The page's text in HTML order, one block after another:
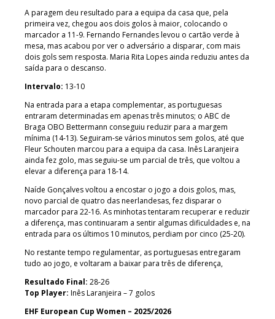
A paragem deu resultado para a equipa da casa que, pela
primeira vez, chegou aos dois golos à maior, colocando o
marcador a 11-9. Fernando Fernandes levou o cartão verde à
mesa, mas acabou por ver o adversário a disparar, com mais
dois gols sem resposta. Maria Rita Lopes ainda reduziu antes da
saída para o descanso.
Intervalo: 13-10
Na entrada para a etapa complementar, as portuguesas
entraram determinadas em apenas três minutos; o ABC de
Braga OBO Bettermann conseguiu reduzir para a margem
mínima (14-13). Seguiram-se vários minutos sem golos, até que
Fleur Schouten marcou para a equipa da casa. Inês Laranjeira
ainda fez golo, mas seguiu-se um parcial de três, que voltou a
elevar a diferença para 18-14.
Naíde Gonçalves voltou a encostar o jogo a dois golos, mas,
novo parcial de quatro das neerlandesas, fez disparar o
marcador para 22-16. As minhotas tentaram recuperar e reduzir
a diferença, mas continuaram a sentir algumas dificuldades e, na
entrada para os últimos 10 minutos, perdiam por cinco (25-20).
No restante tempo regulamentar, as portuguesas entregaram
tudo ao jogo, e voltaram a baixar para três de diferença,
Resultado Final: 28-26
Top Player: Inês Laranjeira – 7 golos
EHF European Cup Women – 2025/2026